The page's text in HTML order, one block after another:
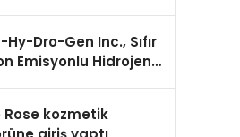
Hy-Dro-Gen Inc., Sıfır
Emisyonlu Hidrojen
Rose kozmetik